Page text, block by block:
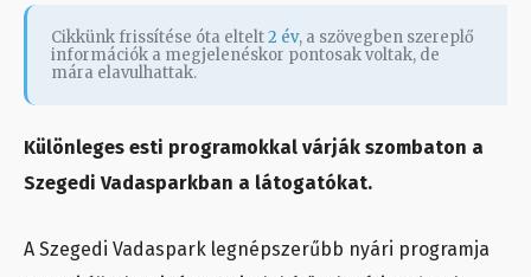
Cikkünk frissítése óta eltelt2 év, a szövegben szereplő
információk a megjelenéskor pontosak voltak, de
mára elavulhattak.
Különleges esti programokkal várják szombaton a
Szegedi Vadasparkban a látogatókat.
A Szegedi Vadaspark legnépszerűbb nyári programja